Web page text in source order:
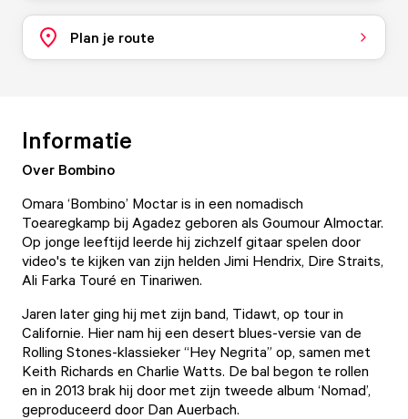
Plan je route
Informatie
Over Bombino
Omara ‘Bombino’ Moctar is in een nomadisch
Toearegkamp bij Agadez geboren als Goumour Almoctar.
Op jonge leeftijd leerde hij zichzelf gitaar spelen door
video's te kijken van zijn helden Jimi Hendrix, Dire Straits,
Ali Farka Touré en Tinariwen.
Jaren later ging hij met zijn band, Tidawt, op tour in
Californie. Hier nam hij een desert blues-versie van de
Rolling Stones-klassieker “Hey Negrita” op, samen met
Keith Richards en Charlie Watts. De bal begon te rollen
en in 2013 brak hij door met zijn tweede album ‘Nomad’,
geproduceerd door Dan Auerbach.